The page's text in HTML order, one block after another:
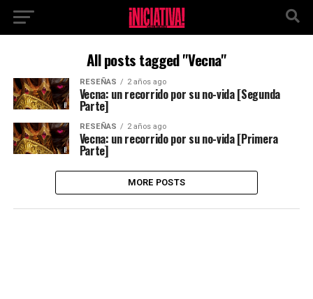
All posts tagged "Vecna"
RESEÑAS 2 años ago
Vecna: un recorrido por su no-vida [Segunda
Parte]
RESEÑAS 2 años ago
Vecna: un recorrido por su no-vida [Primera
Parte]
MORE POSTS